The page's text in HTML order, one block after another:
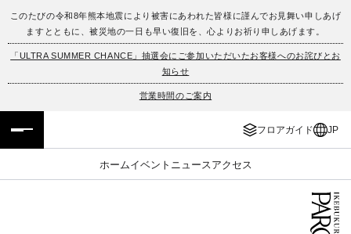
このたびの令和8年熊本地震により被害にあわれた皆様に謹んでお見舞い申しあげ
ますとともに、被災地の一日も早い復旧を、心よりお祈り申しあげます。
「ULTRA SUMMER CHANCE」抽選会にご参加いただいたお客様へのお詫びとお
知らせ
営業時間のご案内
フロアガイド JP
ホームイベント ニュース アクセス
フロアガイド
施設案内・アクセス
ENGLISH
繁体字